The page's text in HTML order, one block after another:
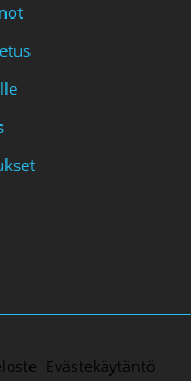
Evästekäytäntö